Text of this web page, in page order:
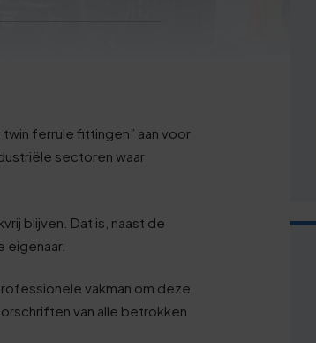
ferrule fittingen” aan voor
sectoren waar
blijven. Dat is, naast de
eigenaar.
vakman om deze
van alle betrokken